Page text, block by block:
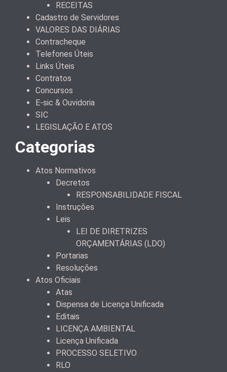
RECEITAS
Cadastro de Servidores
VALORES DAS DIÁRIAS
Contracheque
Telefones Úteis
Links Úteis
Contratos
Concursos
E-sic & Ouvidoria
SIC
LEGISLAÇÃO E ATOS
Categorias
Atos Normativos
Decretos
RESPONSABILIDADE FISCAL
Instruções
Leis
LEI DE DIRETRIZES
ORÇAMENTÁRIAS (LDO)
Portarias
Resoluções
Atos Oficiais
Atas
Dispensa de Licença Unificada
Editais
LICENÇA AMBIENTAL
Licença Unificada
PROCESSO SELETIVO
RLO